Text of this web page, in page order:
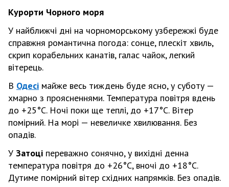
Курорти Чорного моря
У найближчі дні на чорноморському узбережжі буде
справжня романтична погода: сонце, плескіт хвиль,
скрип корабельних канатів, галас чайок, легкий
вітерець.
В Одесі майже весь тиждень буде ясно, у суботу —
хмарно з проясненнями. Температура повітря вдень
до +25°С. Ночі поки ще теплі, до +17°С. Вітер
помірний. На морі — невеличке хвилювання. Без
опадів.
У Затоці переважно сонячно, у вихідні денна
температура повітря до +26°С, вночі до +18°С.
Дутиме помірний вітер східних напрямків. Без опадів.